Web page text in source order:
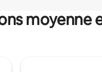
moyenne